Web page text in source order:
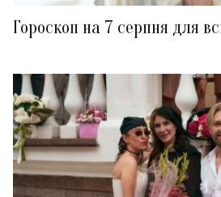
Гороскоп на 7 серпня для